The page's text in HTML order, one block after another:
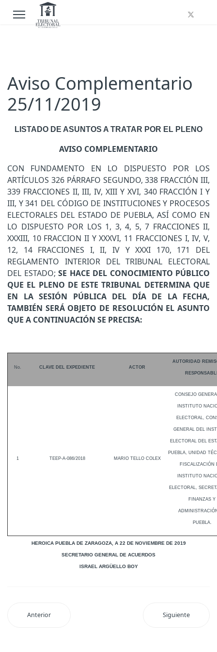
Aviso Complementario
25/11/2019
LISTADO DE ASUNTOS A TRATAR POR EL PLENO
AVISO COMPLEMENTARIO
CON FUNDAMENTO EN LO DISPUESTO POR LOS
ARTÍCULOS 326 PÁRRAFO SEGUNDO, 338 FRACCIÓN III,
339 FRACCIONES II, III, IV, XIII Y XVI, 340 FRACCIÓN I Y
III, Y 341 DEL CÓDIGO DE INSTITUCIONES Y PROCESOS
ELECTORALES DEL ESTADO DE PUEBLA, ASÍ COMO EN
LO DISPUESTO POR LOS 1, 3, 4, 5, 7 FRACCIONES II,
XXXIII, 10 FRACCION II Y XXXVI, 11 FRACCIONES I, IV, V,
12, 14 FRACCIONES I, II, IV Y XXXI 170, 171 DEL
REGLAMENTO INTERIOR DEL TRIBUNAL ELECTORAL
DEL ESTADO; SE HACE DEL CONOCIMIENTO PÚBLICO
QUE EL PLENO DE ESTE TRIBUNAL DETERMINA QUE
EN LA SESIÓN PÚBLICA DEL DÍA DE LA FECHA,
TAMBIÉN SERÁ OBJETO DE RESOLUCIÓN EL ASUNTO
QUE A CONTINUACIÓN SE PRECISA:
No. CLAVE DEL EXPEDIENTE ACTOR
AUTORIDAD
1 TEEP-A-086/2018 MARIO TELLO COLEX
CONSEJO
INSTITUTO
ELECTORAL,
GENERAL DEL
ELECTORAL DEL
PUEBLA, UNIDAD
FISCALIZACIÓN
INSTITUTO
ELECTORAL,
FINANZAS Y
PUEBLA.
HEROICA PUEBLA DE ZARAGOZA, A 22 DE NOVIEMBRE DE 2019
SECRETARIO GENERAL DE ACUERDOS
ISRAEL ARGÜELLO BOY
Anterior Siguiente